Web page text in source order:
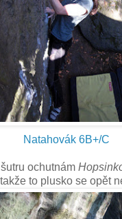
Natahovák 6B+/C
ochutnám
to plusko se opět